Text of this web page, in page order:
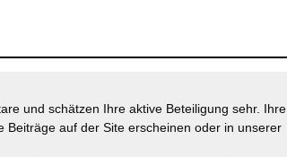
und schätzen Ihre aktive Beteiligung sehr. Ihre
Beiträge auf der Site erscheinen oder in unserer